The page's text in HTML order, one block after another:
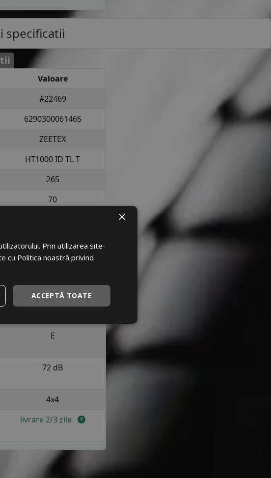
specificatii
Valoare
#22469
6290300061465
ZEETEX
HT1000 ID TL T
265
70
anvelopa
siguranta
E
72 dB
4x4
livrare 2/3 zile
×
Prin utilizarea site-
cu Politica noastră privind
ACCEPTĂ TOATE